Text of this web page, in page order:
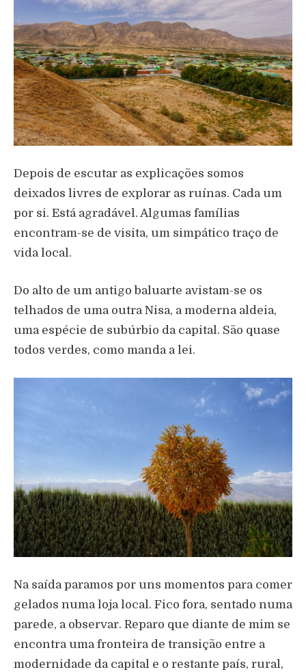
Depois de escutar as explicações somos
deixados livres de explorar as ruínas. Cada um
por si. Está agradável. Algumas famílias
encontram-se de visita, um simpático traço de
vida local.
Do alto de um antigo baluarte avistam-se os
telhados de uma outra Nisa, a moderna aldeia,
uma espécie de subúrbio da capital. São quase
todos verdes, como manda a lei.
Na saída paramos por uns momentos para comer
gelados numa loja local. Fico fora, sentado numa
parede, a observar. Reparo que diante de mim se
encontra uma fronteira de transição entre a
modernidade da capital e o restante país, rural,